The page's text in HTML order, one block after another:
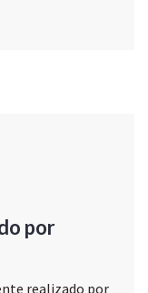
por
realizado por